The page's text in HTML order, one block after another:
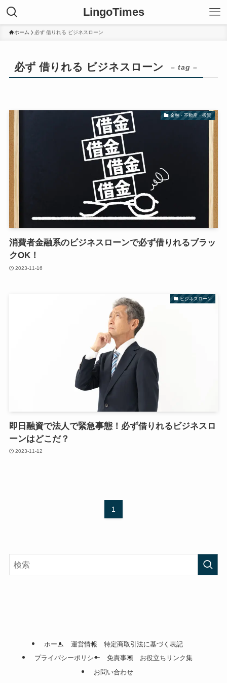
LingoTimes
ホーム 必ず 借りれる ビジネスローン
必ず 借りれる ビジネスローン – tag –
金融・不動産・投資
消費者金融系のビジネスローンで必ず借りれるブラッ
クOK！
2023-11-16
ビジネスローン
即日融資で法人で緊急事態！必ず借りれるビジネスロ
ーンはどこだ？
2023-11-12
1
ホーム 運営情報
特定商取引法に基づく表記
プライバシーポリシー
免責事項
お役立ちリンク集
お問い合わせ